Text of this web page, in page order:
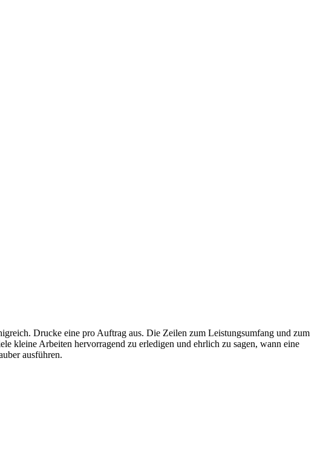
Drucke eine pro Auftrag aus. Die Zeilen zum Leistungsumfang und zum
kleine Arbeiten hervorragend zu erledigen und ehrlich zu sagen, wann eine
ausführen.